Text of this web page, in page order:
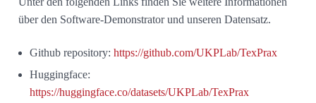
über den Software-Demonstrator und unseren Datensatz.
Github repository: https://github.com/UKPLab/TexPrax
Huggingface:
https://huggingface.co/datasets/UKPLab/TexPrax